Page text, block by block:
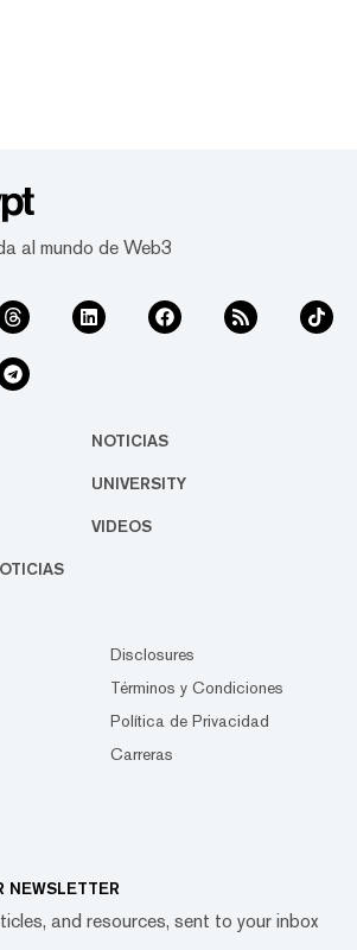
al mundo de Web3
NOTICIAS
UNIVERSITY
VIDEOS
Disclosures
Términos y Condiciones
Política de Privacidad
Carreras
NEWSLETTER
and resources, sent to your inbox